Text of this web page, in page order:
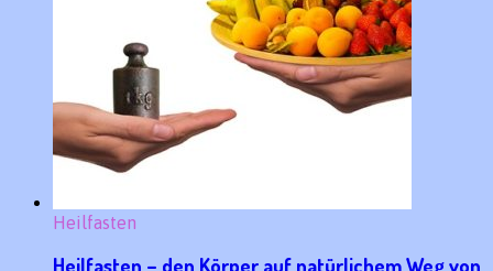
Heilfasten
Heilfasten – den Körper auf natürlichem Weg von